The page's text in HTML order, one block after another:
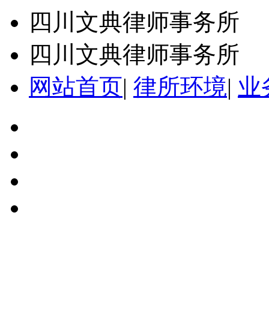
四川文典律师事务所
四川文典律师事务所
网站首页| 律所环境| 业